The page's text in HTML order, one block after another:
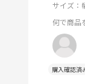
サイズ：
何で商品
購入確認済